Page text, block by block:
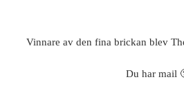
Vinnare av den fina brickan blev
Du har mail